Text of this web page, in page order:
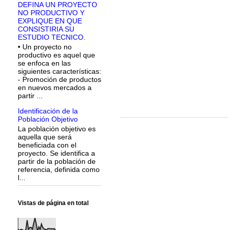
DEFINA UN PROYECTO
NO PRODUCTIVO Y
EXPLIQUE EN QUE
CONSISTIRIA SU
ESTUDIO TECNICO.
• Un proyecto no
productivo es aquel que
se enfoca en las
siguientes características:
- Promoción de productos
en nuevos mercados a
partir ...
Identificación de la
Población Objetivo
La población objetivo es
aquella que será
beneficiada con el
proyecto. Se identifica a
partir de la población de
referencia, definida como
l...
Vistas de página en total